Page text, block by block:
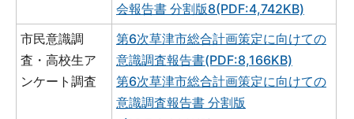
会報告書 分割版8(PDF:4,742KB)
市民意識調
査・高校生ア
ンケート調査
第6次草津市総合計画策定に向けての
意識調査報告書(PDF:8,166KB)
第6次草津市総合計画策定に向けての
意識調査報告書 分割版